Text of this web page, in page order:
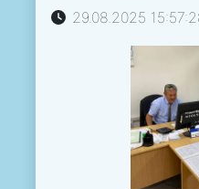
29.08.2025